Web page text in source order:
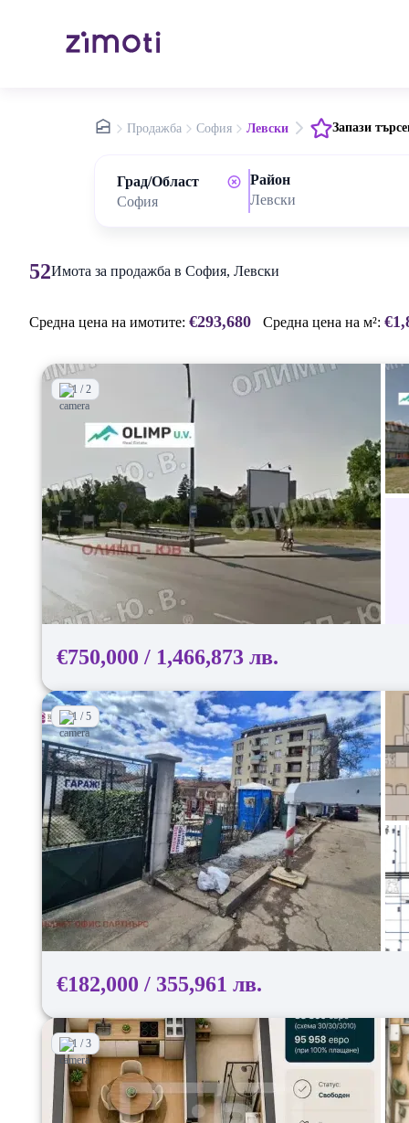
nav.home
Продажба София Левски Запази
Град/Област
Район
Левски
52Имота за продажба в София, Левски
Средна цена на имотите: €293,680 Средна цена на м²:
1 / 2
€750,000 / 1,466,873 лв.
1 / 5
€182,000 / 355,961 лв.
1 / 3